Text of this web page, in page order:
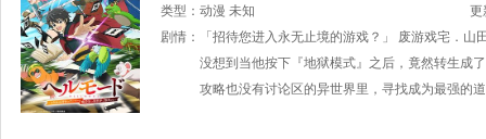
类型： 动漫 未知
更
剧情：
「招待您进入永无止境的游戏？」 废游戏宅．
没想到当他按下『地狱模式』之后，竟然转生成
攻略也没有讨论区的异世界里，寻找成为最强的